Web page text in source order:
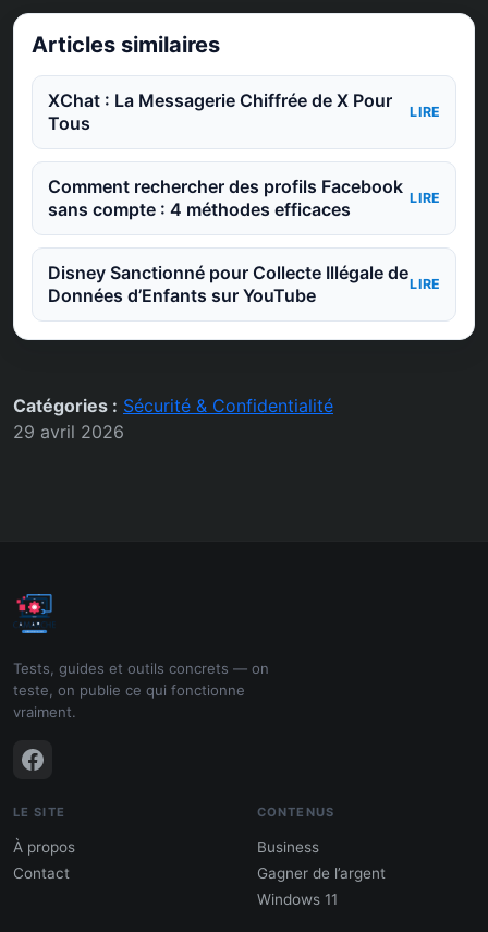
Articles similaires
XChat : La Messagerie Chiffrée de X Pour
Tous
LIRE
Comment rechercher des profils Facebook
sans compte : 4 méthodes efficaces
LIRE
Disney Sanctionné pour Collecte Illégale de
Données d’Enfants sur YouTube
LIRE
Catégories : Sécurité & Confidentialité
29 avril 2026
Tests, guides et outils concrets — on
teste, on publie ce qui fonctionne
vraiment.
LE SITE
À propos
Contact
CONTENUS
Business
Gagner de l’argent
Windows 11